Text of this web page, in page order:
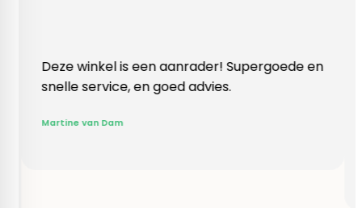
is een aanrader! Supergoede en
en goed advies.
Vlotte